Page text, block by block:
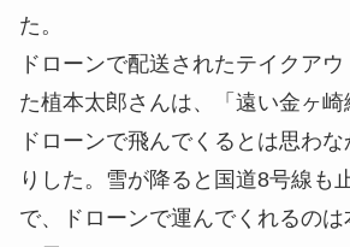
た。
ドローンで配送されたテイクア
た植本太郎さんは、「遠い金ヶ
ドローンで飛んでくるとは思わな
りした。雪が降ると国道8号線も
で、ドローンで運んでくれるの